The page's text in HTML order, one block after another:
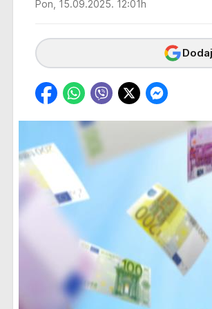
Pon, 15.09.2025. 12:01h